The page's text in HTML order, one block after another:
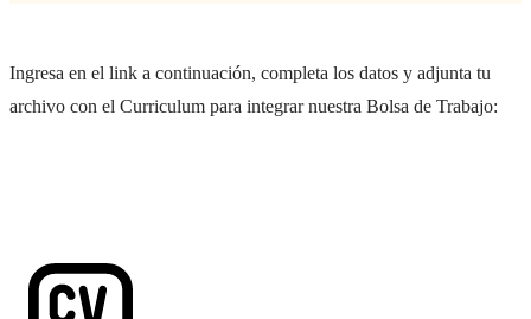
Ingresa en el link a continuación, completa los datos y adjunta tu
archivo con el Curriculum para integrar nuestra Bolsa de Trabajo: